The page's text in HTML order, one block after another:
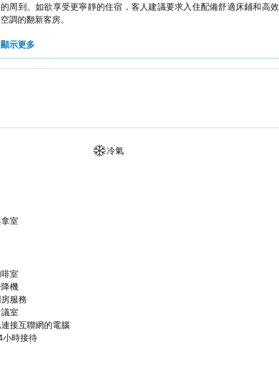
的周到。如欲享受更寧靜的住宿，客人建議要求入住配備舒適床鋪和高效
空調的翻新客房。
顯示更多
冷氣
室
室
機
服務
室
連接互聯網的電腦
小時接待